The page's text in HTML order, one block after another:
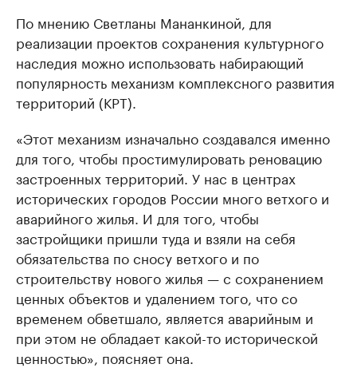
По мнению Светланы Мананкиной, для
реализации проектов сохранения культурного
наследия можно использовать набирающий
популярность механизм комплексного развития
территорий (КРТ).
«Этот механизм изначально создавался именно
для того, чтобы простимулировать реновацию
застроенных территорий. У нас в центрах
исторических городов России много ветхого и
аварийного жилья. И для того, чтобы
застройщики пришли туда и взяли на себя
обязательства по сносу ветхого и по
строительству нового жилья — с сохранением
ценных объектов и удалением того, что со
временем обветшало, является аварийным и
при этом не обладает какой-то исторической
ценностью», поясняет она.